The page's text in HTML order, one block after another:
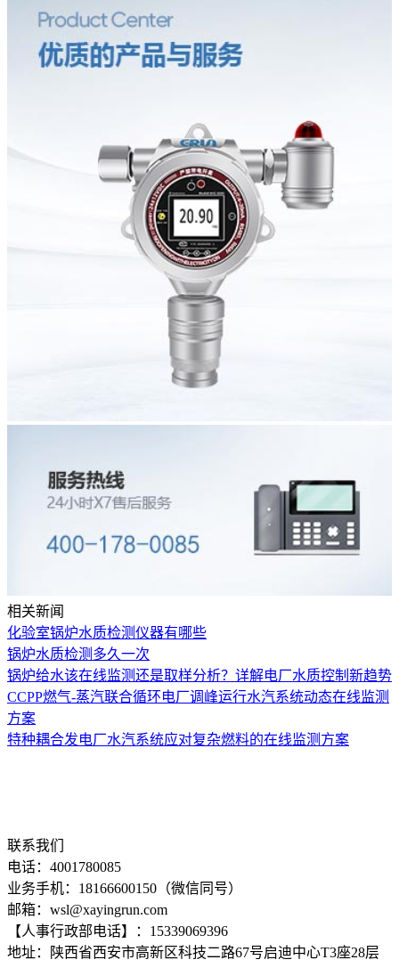
相关新闻
化验室锅炉水质检测仪器有哪些
锅炉水质检测多久一次
锅炉给水该在线监测还是取样分析？详解电厂水质控制新趋势
CCPP燃气-蒸汽联合循环电厂调峰运行水汽系统动态在线监测
方案
特种耦合发电厂水汽系统应对复杂燃料的在线监测方案
联系我们
电话：4001780085
业务手机：18166600150（微信同号）
邮箱：wsl@xayingrun.com
【人事行政部电话】：15339069396
地址：陕西省西安市高新区科技二路67号启迪中心T3座28层